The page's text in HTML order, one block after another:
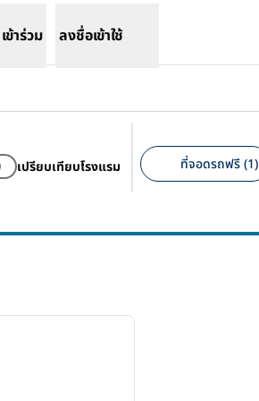
เข้าร่วม ลงชื่อเข้าใช้
เปรียบเทียบโรงแรม ที่จอดรถฟรี (1)
ภาพถัดไป